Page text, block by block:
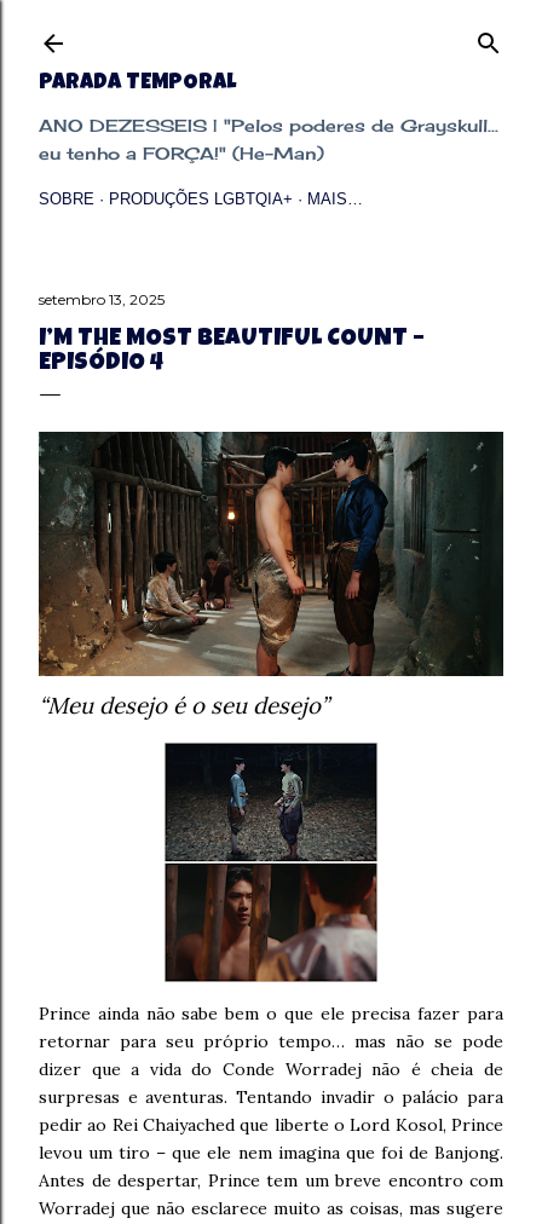
PARADA TEMPORAL
ANO DEZESSEIS | "Pelos poderes de Grayskull...
eu tenho a FORÇA!" (He-Man)
SOBRE PRODUÇÕES LGBTQIA+ MAIS…
setembro 13, 2025
I’M THE MOST BEAUTIFUL COUNT –
EPISÓDIO 4
“Meu desejo é o seu desejo”
Prince ainda não sabe bem o que ele precisa fazer para
retornar para seu próprio tempo… mas não se pode
dizer que a vida do Conde Worradej não é cheia de
surpresas e aventuras. Tentando invadir o palácio para
pedir ao Rei Chaiyached que liberte o Lord Kosol, Prince
levou um tiro – que ele nem imagina que foi de Banjong.
Antes de despertar, Prince tem um breve encontro com
Worradej que não esclarece muito as coisas, mas sugere